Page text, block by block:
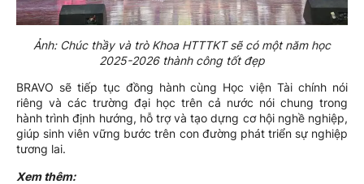
Ảnh: Chúc thầy và trò Khoa HTTTKT sẽ có một năm học
2025-2026 thành công tốt đẹp
BRAVO sẽ tiếp tục đồng hành cùng Học viện Tài chính nói
riêng và các trường đại học trên cả nước nói chung trong
hành trình định hướng, hỗ trợ và tạo dựng cơ hội nghề nghiệp,
giúp sinh viên vững bước trên con đường phát triển sự nghiệp
tương lai.
Xem thêm: